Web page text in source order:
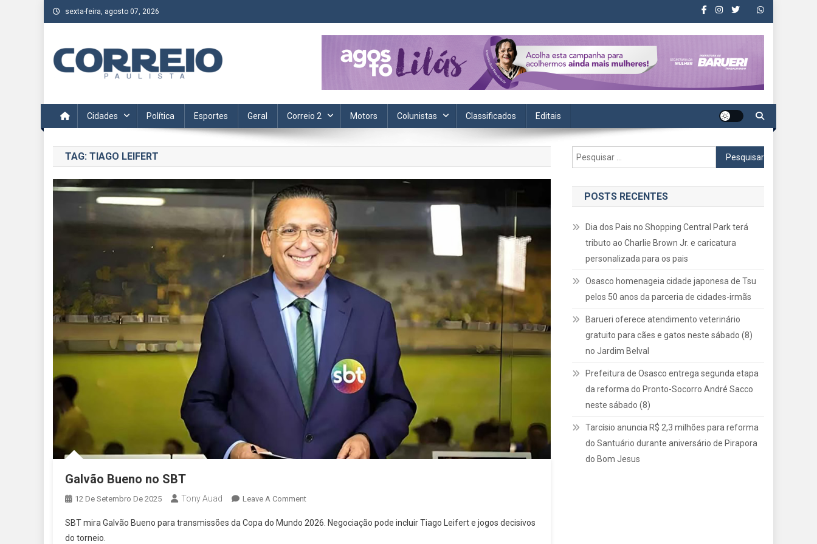
Skip
to
sexta-feira, agosto 07, 2026
Acompanhe as últimas notícias da região no Correio Paulista. Informação, política, saúde, economia, esportes e cotidiano.
Cidades Política Esportes Geral Correio 2 Motors Colunistas Classificados Editais
TAG: TIAGO LEIFERT
Galvão Bueno no SBT
12 De Setembro De 2025 Tony Auad Leave A CommentOn
Bueno
SBT mira Galvão Bueno para transmissões da Copa do Mundo 2026. Negociação pode incluir Tiago Leifert e jogos decisivos
do torneio.
Pesquisar
por:
POSTS RECENTES
Dia dos Pais no Shopping Central Park terá
tributo ao Charlie Brown Jr. e caricatura
personalizada para os pais
Osasco homenageia cidade japonesa de Tsu
pelos 50 anos da parceria de cidades-irmãs
Barueri oferece atendimento veterinário
gratuito para cães e gatos neste sábado (8)
no Jardim Belval
Prefeitura de Osasco entrega segunda etapa
da reforma do Pronto-Socorro André Sacco
neste sábado (8)
Tarcísio anuncia R$ 2,3 milhões para reforma
do Santuário durante aniversário de Pirapora
do Bom Jesus